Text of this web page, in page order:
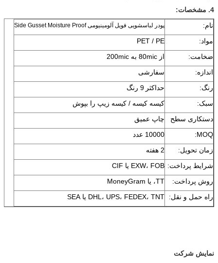
4. مشخصات:
نام:
پودر لباسشویی فویل آلومینیومی Side Gusset Moisture Proof
مواد:
PET / PE
ضخامت:
از 80mic به 200mic
اندازه:
سفارشی
رنگ:
حداکثر 9 رنگ
سبک:
کیسه کیسه / کیسه زیپ را بپوش
دستکاری سطح
چاپ عمیق
MOQ:
10000 عدد
زمان تحویل:
2 هفته
شرایط پرداخت: EXW، FOB یا CIF
روش پرداخت:
TT، یا MoneyGram
راه حمل و نقل:
DHL، UPS، FEDEX، TNT یا SEA
نمایش شرکت